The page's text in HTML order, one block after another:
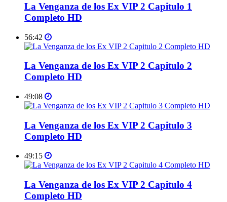
La Venganza de los Ex VIP 2 Capitulo 1
Completo HD
56:42
La Venganza de los Ex VIP 2 Capitulo 2
Completo HD
49:08
La Venganza de los Ex VIP 2 Capitulo 3
Completo HD
49:15
La Venganza de los Ex VIP 2 Capitulo 4
Completo HD